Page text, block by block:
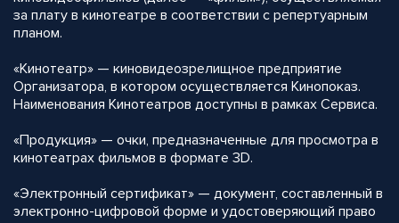
за плату в кинотеатре в соответствии с репертуарным
планом.
«Кинотеатр» — киновидеозрелищное предприятие
Организатора, в котором осуществляется Кинопоказ.
Наименования Кинотеатров доступны в рамках Сервиса.
«Продукция» — очки, предназначенные для просмотра в
кинотеатрах фильмов в формате 3D.
«Электронный сертификат» — документ, составленный в
электронно-цифровой форме и удостоверяющий право